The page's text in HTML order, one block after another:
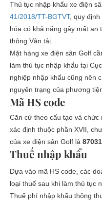
Thủ tục nhập khẩu xe điện
41/2018/TT-BGTVT, quy định
hóa có khả năng gây mất
thông Vận tải.
Mặt hàng xe điện sân Golf
làm thủ tục nhập khẩu tại
nghiệp nhập khẩu cũng nên
nguyên trạng của phương
Mã HS code
Căn cứ theo cấu tạo và
xác định thuộc phần XVII,
của xe điện sân Golf là
Thuế nhập khẩu
Dựa vào mã HS code, các
loại thuế sau khi làm thủ tục
Thuế phí nhập khẩu thông